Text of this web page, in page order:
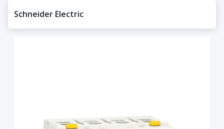
Schneider Electric